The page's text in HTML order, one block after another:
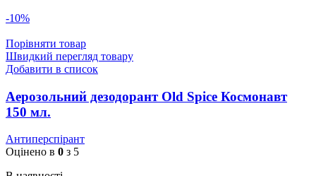
-10%
Порівняти товар
Швидкий перегляд товару
Добавити в список
Аерозольний дезодорант Old Spice Космонавт
150 мл.
Антиперспірант
Оцінено в 0 з 5